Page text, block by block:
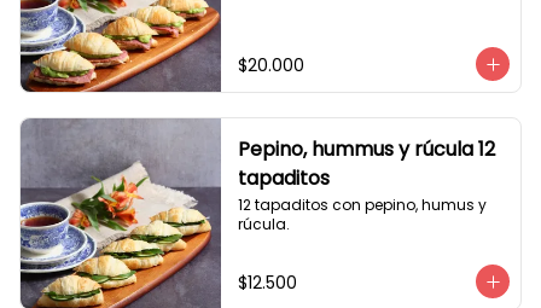
$20.000
Pepino, hummus y rúcula 12
tapaditos
12 tapaditos con pepino, humus y
rúcula.
$12.500